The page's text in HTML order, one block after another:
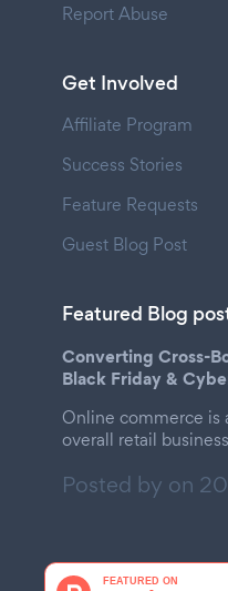
Report Abuse
Get Involved
Affiliate Program
Success Stories
Feature Requests
Guest Blog Post
Featured Blog
Converting Cross-
Black Friday &
Online commerce is
overall retail
Posted by on